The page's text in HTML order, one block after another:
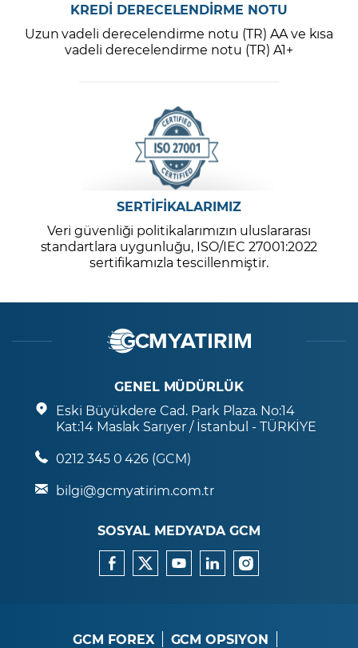
KREDİ DERECELENDİRME NOTU
Uzun vadeli derecelendirme notu (TR) AA ve kısa
vadeli derecelendirme notu (TR) A1+
SERTİFİKALARIMIZ
Veri güvenliği politikalarımızın uluslararası
standartlara uygunluğu, ISO/IEC 27001:2022
sertifikamızla tescillenmiştir.
GENEL MÜDÜRLÜK
Eski Büyükdere Cad. Park Plaza. No:14
Kat:14 Maslak Sarıyer / İstanbul - TÜRKİYE
0212 345 0 426 (GCM)
bilgi@gcmyatirim.com.tr
SOSYAL MEDYA’DA GCM
GCM FOREX
GCM OPSIYON